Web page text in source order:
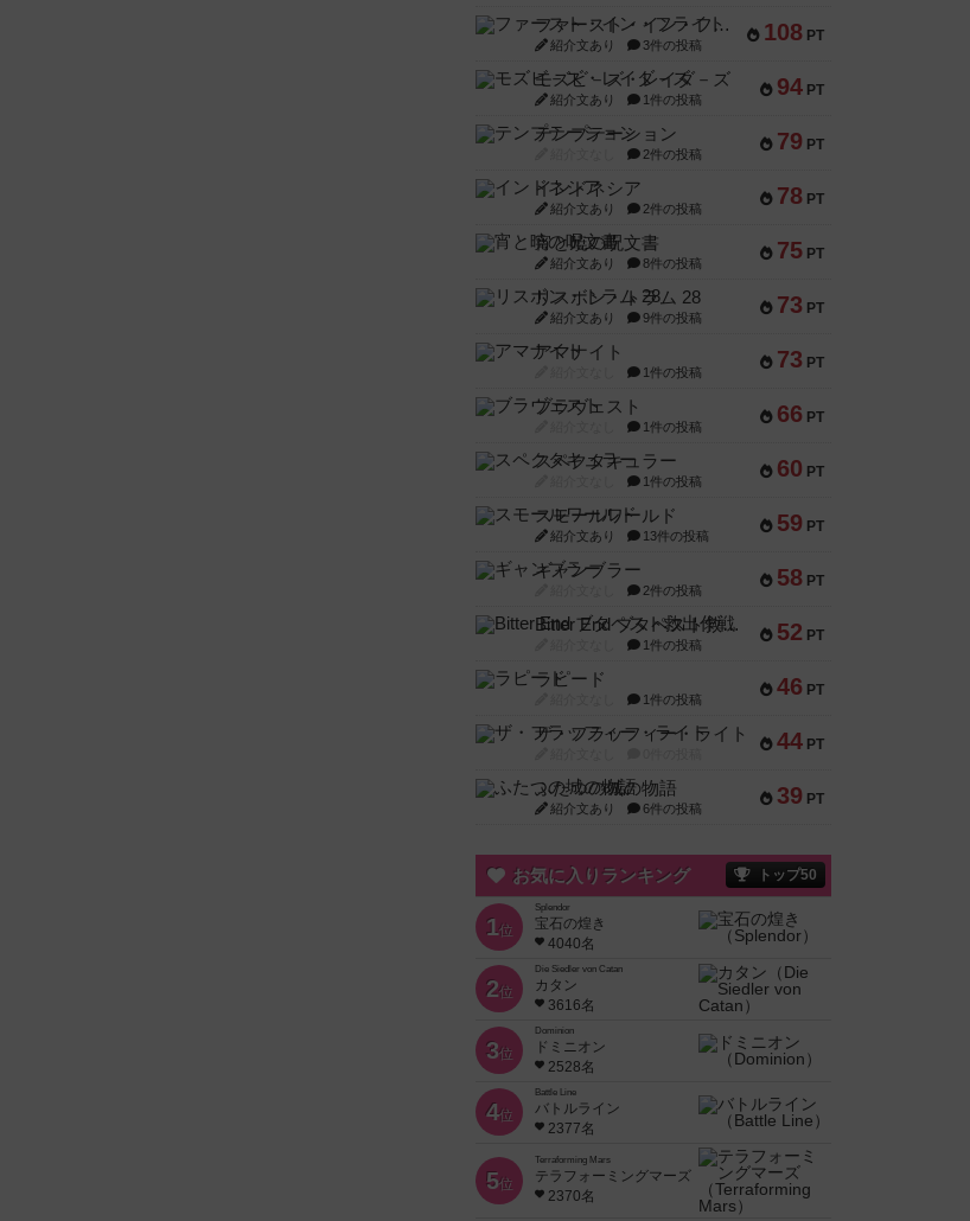
108 PT
ファースト・イン・フライト
紹介文あり 3件の投稿
94 PT
モズビ－ズ・レイダ－ズ
紹介文あり 1件の投稿
79 PT
テンプテーション
2件の投稿
78 PT
インドネシア
紹介文あり 2件の投稿
75 PT
宵と暁の呪文書
紹介文あり 8件の投稿
73 PT
リスボン・トラム 28
紹介文あり 9件の投稿
73 PT
アマナイト
1件の投稿
66 PT
ブラヴェスト
1件の投稿
60 PT
スペクタキュラー
1件の投稿
59 PT
スモールワールド
紹介文あり 13件の投稿
58 PT
ギャンブラー
2件の投稿
52 PT
Bitter End ブタペスト救出作戦
1件の投稿
46 PT
ラピード
1件の投稿
44 PT
ザ・フラッフィー・ライト
39 PT
ふたつの城の物語
紹介文あり 6件の投稿
お気に入りランキング トップ50
1位
Splendor
宝石の煌き
4040名
2位
Die Siedler von Catan
カタン
3616名
3位
Dominion
ドミニオン
2528名
4位
Battle Line
バトルライン
2377名
5位
Terraforming Mars
テラフォーミングマーズ
2370名